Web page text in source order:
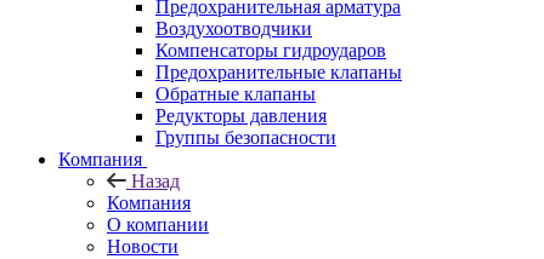
Предохранительная арматура
Воздухоотводчики
Компенсаторы гидроударов
Предохранительные клапаны
Обратные клапаны
Редукторы давления
Группы безопасности
Компания
Назад
Компания
О компании
Новости